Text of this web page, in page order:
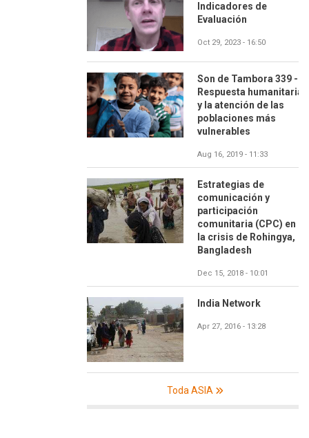
Indicadores de
Evaluación
Oct 29, 2023 - 16:50
Son de Tambora 339 -
Respuesta humanitaria
y la atención de las
poblaciones más
vulnerables
Aug 16, 2019 - 11:33
Estrategias de
comunicación y
participación
comunitaria (CPC) en
la crisis de Rohingya,
Bangladesh
Dec 15, 2018 - 10:01
India Network
Apr 27, 2016 - 13:28
Toda ASIA